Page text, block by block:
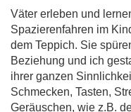
Väter erleben und
Spazierenfahren im
dem Teppich. Sie
Beziehung und ich
ihrer ganzen
Schmecken, Tasten,
Geräuschen, wie z.B.